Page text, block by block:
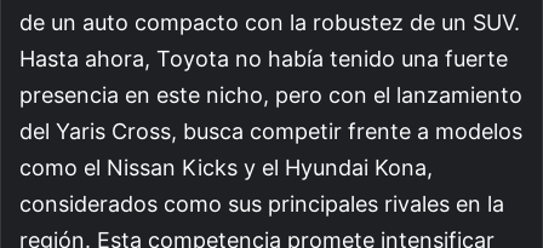
de un auto compacto con la robustez de un SUV.
Hasta ahora, Toyota no había tenido una fuerte
presencia en este nicho, pero con el lanzamiento
del Yaris Cross, busca competir frente a modelos
como el Nissan Kicks y el Hyundai Kona,
considerados como sus principales rivales en la
región. Esta competencia promete intensificar